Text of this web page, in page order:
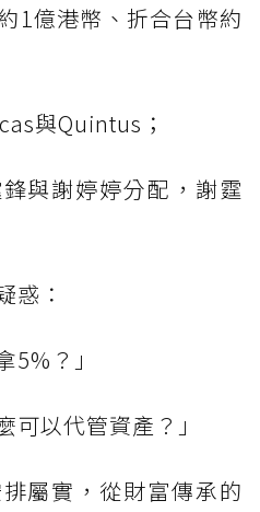
1億港幣、折合台幣約
與Quintus；
與謝婷婷分配，謝霆
惑：
5%？」
可以代管資產？」
屬實，從財富傳承的